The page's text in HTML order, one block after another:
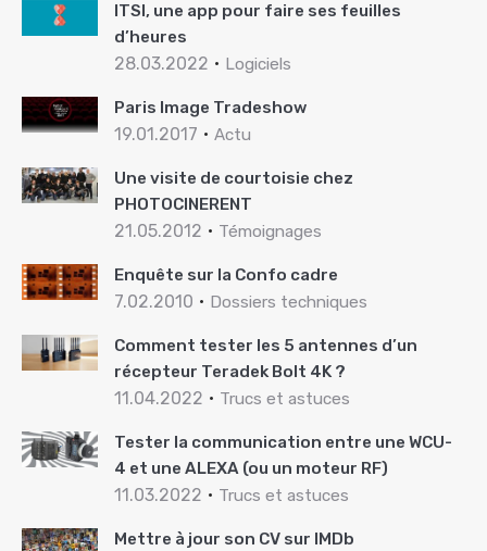
ITSI, une app pour faire ses feuilles
d’heures
28.03.2022 Logiciels
Paris Image Tradeshow
19.01.2017 Actu
Une visite de courtoisie chez
PHOTOCINERENT
21.05.2012 Témoignages
Enquête sur la Confo cadre
7.02.2010 Dossiers techniques
Comment tester les 5 antennes d’un
récepteur Teradek Bolt 4K ?
11.04.2022 Trucs et astuces
Tester la communication entre une WCU-
4 et une ALEXA (ou un moteur RF)
11.03.2022 Trucs et astuces
Mettre à jour son CV sur IMDb